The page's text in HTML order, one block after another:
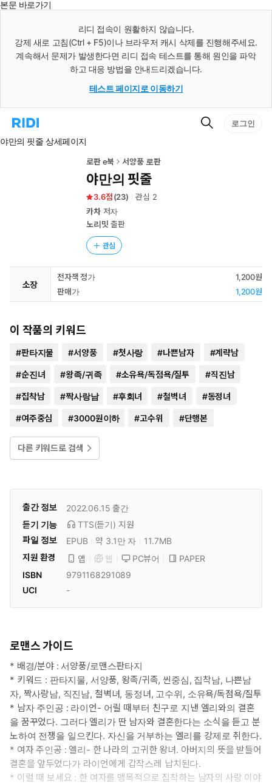
본문 바로가기
리디 접속이 원활하지 않습니다.
강제 새로 고침(Ctrl + F5)이나 브라우저 캐시 삭제를 진행해주세요.
계속해서 문제가 발생한다면 리디 접속 테스트를 통해 원인을 파악
하고 대응 방법을 안내드리겠습니다.
테스트 페이지로 이동하기
리
홈
검
로그인
야만의 핏줄 상세페이지
로판 e북 서양풍 로판
야만의 핏줄
3.6 (23) 관심 2
카차저자
노리밋 출판
관심
소장
전자책 정가
1,200원
판매가
1,200원
이 작품의 키워드
#판타지물 #서양풍 #첫사랑 #나쁜남자 #계략남
#순진녀 #왕족/귀족 #소유욕/독점욕/질투 #직진남
#집착남 #짝사랑남 #후회녀 #철벽녀 #동정녀
#여주중심 #3000원이하 #고수위 #단행본
다른 키워드로 검색
출간 정보 2022.06.15 출간
듣기 기능
TTS(듣기) 지원
파일 정보
EPUB 약 3.1만 자
11.7MB
지원 환경
앱 웹 PC뷰어
PAPER
ISBN
9791168291089
UCI
-
로맨스 가이드
* 배경/분야 : 서양풍/로맨스판타지
* 키워드 : 판타지물, 서양풍, 왕족/귀족, 씬중심, 집착남, 나쁜남
자, 짝사랑남, 직진남, 철벽녀, 동정녀, 고수위, 소유욕/독점욕/질투
* 남자 주인공 : 라이언- 어릴 때부터 친구로 지낸 엘리와의 결혼
을 꿈꾸었다. 그러다 엘리가 딴 남자와 결혼한다는 소식을 듣고 분
노하여 전쟁을 일으킨다. 자신을 거부하는 엘리를 강제로 취한다.
* 여자 주인공 : 엘리- 한 나라의 고귀한 왕녀. 아버지의 뜻을 받들어
결혼을 앞두었다가 라이언에게 갑작스레 납치된다.
* 이럴 때 보세요 : 한 여자를 맹목적으로 집착하는 남자의 사랑 이야